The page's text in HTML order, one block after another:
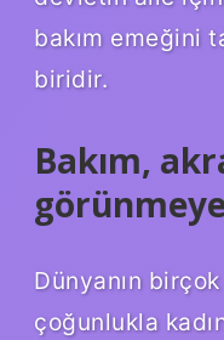
bakım emeğini
biridir.
Bakım,
Dünyanın
çoğunlukla